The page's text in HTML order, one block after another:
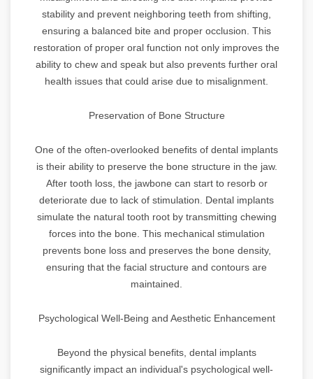
stability and prevent neighboring teeth from shifting,
ensuring a balanced bite and proper occlusion. This
restoration of proper oral function not only improves the
ability to chew and speak but also prevents further oral
health issues that could arise due to misalignment.
Preservation of Bone Structure
One of the often-overlooked benefits of dental implants
is their ability to preserve the bone structure in the jaw.
After tooth loss, the jawbone can start to resorb or
deteriorate due to lack of stimulation. Dental implants
simulate the natural tooth root by transmitting chewing
forces into the bone. This mechanical stimulation
prevents bone loss and preserves the bone density,
ensuring that the facial structure and contours are
maintained.
Psychological Well-Being and Aesthetic Enhancement
Beyond the physical benefits, dental implants
significantly impact an individual's psychological well-